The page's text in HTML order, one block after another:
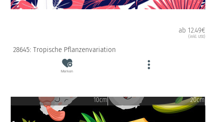
ab 12.49€
(inkl. USt)
28645: Tropische Pflanzenvariation
Merken
10cm 20cm